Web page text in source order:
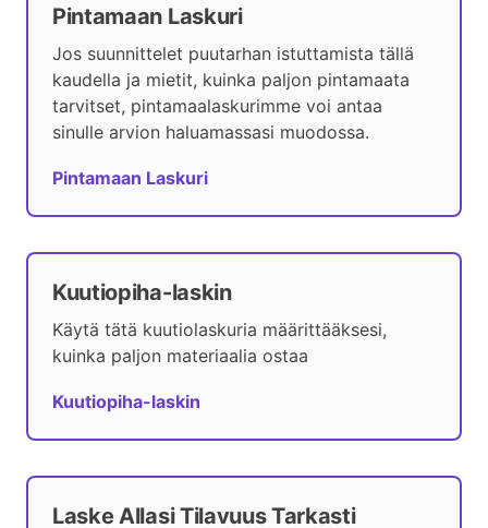
Pintamaan Laskuri
Jos suunnittelet puutarhan istuttamista tällä
kaudella ja mietit, kuinka paljon pintamaata
tarvitset, pintamaalaskurimme voi antaa
sinulle arvion haluamassasi muodossa.
Pintamaan Laskuri
Kuutiopiha-laskin
Käytä tätä kuutiolaskuria määrittääksesi,
kuinka paljon materiaalia ostaa
Kuutiopiha-laskin
Laske Allasi Tilavuus Tarkasti